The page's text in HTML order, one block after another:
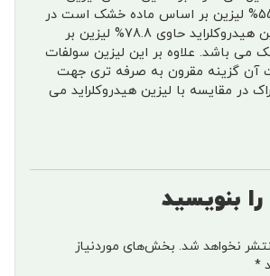
سولفات حاوی 55% لیزین بر اساس ماده خشک است در
حالی که ال لیزین هیدروکلراید حاوی 78.8% لیزین بر
باشد. علاوه بر این لیزین سولفات
آن گزینه مقرون به صرفه تری جهت
در مقایسه با لیزین هیدروکلراید می
بنویسید
نخواهد شد. بخش‌های موردنیاز
*